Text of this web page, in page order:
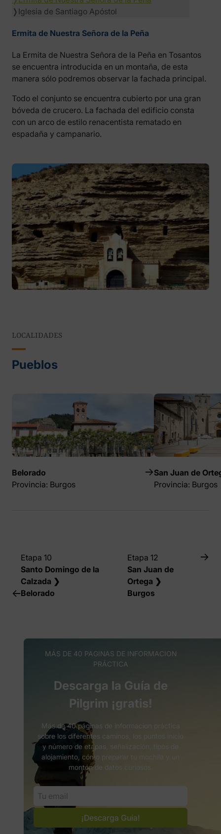
❭ Iglesia de Santiago Apóstol
Ermita de Nuestra Señora de la Peña
La Ermita de Nuestra Señora de la Peña en Tosantos
se encuentra introducida en un montaña, de esta
manera sólo podremos observar la fachada principal.
Todo el conjunto se encuentra cubierto por una gran
bóveda de crucero. La fachada del edificio consta
con un arco de estilo renacentista rematado en
espadaña y campanario.
LOCALIDADES
Pueblos
Belorado
Provincia: Burgos
San Juan de
Provincia: Burgos
Etapa 10
Santo Domingo de la
Calzada ❯
Belorado
Etapa 12
San Juan de
Ortega ❯
Burgos
MÁS DE 40 PAGINAS DE INFORMACION
PRÁCTICA
Descarga la Guía de
Pilgrim ¡gratis!
Más de 40 páginas de informacion práctica
sobre los diferentes caminos, los puntos inicio
y número de etapas, señalización, tipos de
alojamiento, cómo preparar tu mochila y un
montón de datos curiosos.
¡Descarga Guía!